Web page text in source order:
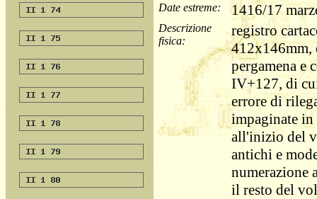
Date estreme: 1416/17
Descrizione
fisica:
registro
412x146mm,
pergamena e
IV+127, di
errore di
impaginate in
all'inizio del
antichi e
numerazione
il resto del